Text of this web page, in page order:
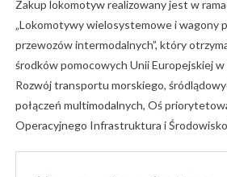
Zakup lokomotyw realizowany jest w
„Lokomotywy wielosystemowe i wagony
przewozów intermodalnych”, który
środków pomocowych Unii Europejskiej w
Rozwój transportu morskiego,
połączeń multimodalnych, Oś
Operacyjnego Infrastruktura i